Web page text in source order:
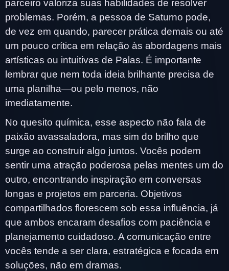
parceiro valoriza suas habilidades de resolver
problemas. Porém, a pessoa de Saturno pode,
de vez em quando, parecer prática demais ou até
um pouco crítica em relação às abordagens mais
artísticas ou intuitivas de Palas. É importante
lembrar que nem toda ideia brilhante precisa de
uma planilha—ou pelo menos, não
imediatamente.
No quesito química, esse aspecto não fala de
paixão avassaladora, mas sim do brilho que
surge ao construir algo juntos. Vocês podem
sentir uma atração poderosa pelas mentes um do
outro, encontrando inspiração em conversas
longas e projetos em parceria. Objetivos
compartilhados florescem sob essa influência, já
que ambos encaram desafios com paciência e
planejamento cuidadoso. A comunicação entre
vocês tende a ser clara, estratégica e focada em
soluções, não em dramas.